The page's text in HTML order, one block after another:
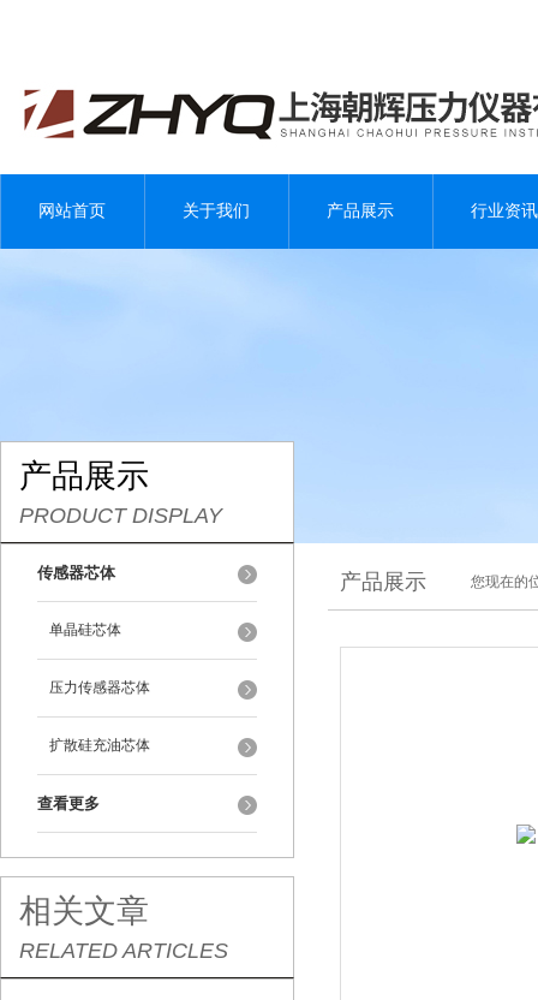
网站首页 关于我们 产品展示 行业资讯
产品展示
PRODUCT DISPLAY
传感器芯体
单晶硅芯体
压力传感器芯体
扩散硅充油芯体
查看更多
相关文章
RELATED ARTICLES
产品展示 您现在的